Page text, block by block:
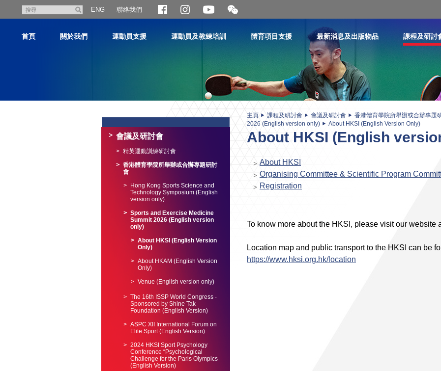
尋
ENG 聯絡我們
開
合
首頁 關於我們 運動員支援 運動員及教練培訓 體育項目支援 最新消息及出版物品 課程及研討
會議及研討會
精英運動訓練研討會
香港體育學院所舉辦或合辦專題研討
會
Hong Kong Sports Science and
Technology Symposium (English
version only)
Sports and Exercise Medicine
Summit 2026 (English version
only)
About HKSI (English Version
Only)
About HKAM (English Version
Only)
Venue (English version only)
The 16th ISSP World Congress -
Sponsored by Shine Tak
Foundation (English Version)
ASPC XII International Forum on
Elite Sport (English Version)
2024 HKSI Sport Psychology
Conference “Psychological
Challenge for the Paris Olympics
(English Version)
主頁 課程及研討會 會議及研討會 香港體育學院所舉辦或合辦專題
2026 (English version only)
About HKSI (English Version Only)
About HKSI (English
About HKSI
Organising Committee & Scientific Program
Registration
To know more about the HKSI, please visit our website
Location map and public transport to the HKSI can be
https://www.hksi.org.hk/location